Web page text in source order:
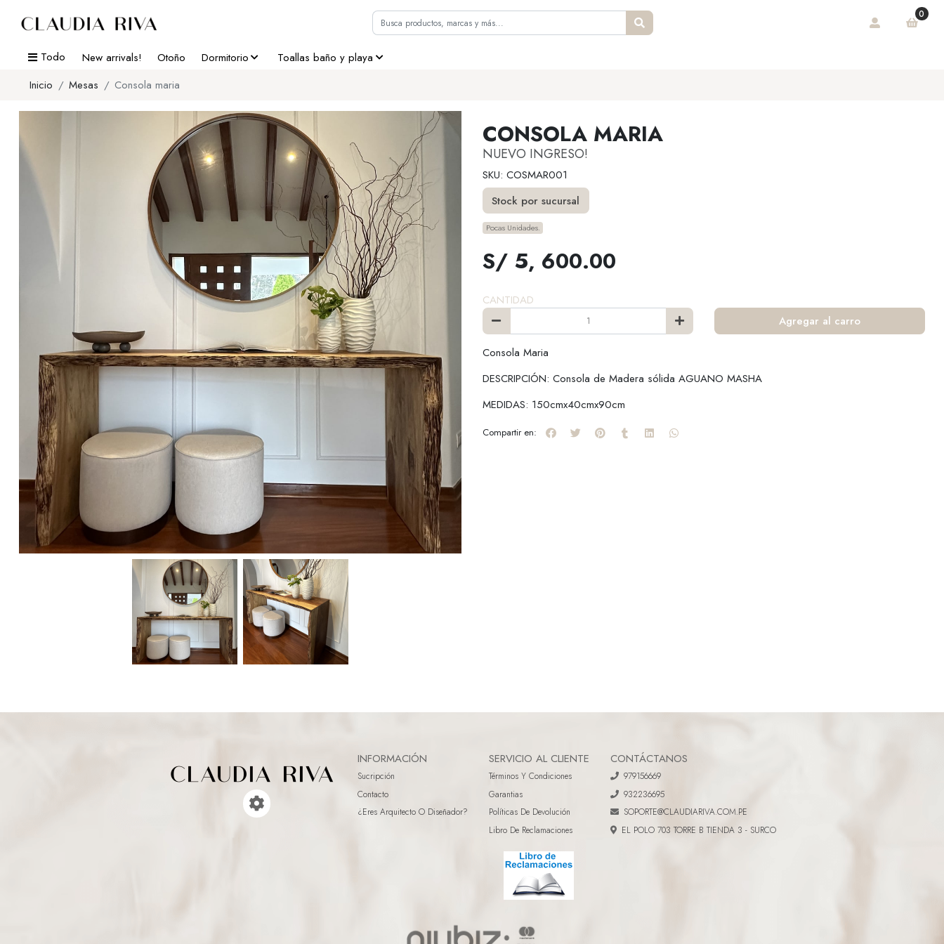
0
Todo New arrivals! Otoño Dormitorio
Toallas baño y playa
Inicio
Mesas Consola maria
CONSOLA MARIA
NUEVO INGRESO!
SKU: COSMAR001
Stock por sucursal
Pocas Unidades.
S/ 5, 600.00
CANTIDAD
Agregar al carro
Consola Maria
DESCRIPCIÓN: Consola de Madera sólida AGUANO MASHA
MEDIDAS: 150cmx40cmx90cm
Compartir en:
INFORMACIÓN
Sucripción
Contacto
¿eres Arquitecto O Diseñador?
SERVICIO AL CLIENTE
Términos Y Condiciones
Garantias
Políticas De Devolución
Libro De Reclamaciones
CONTÁCTANOS
979156669
932236695
SOPORTE@CLAUDIARIVA.COM.PE
EL POLO 703 TORRE B TIENDA 3 - SURCO